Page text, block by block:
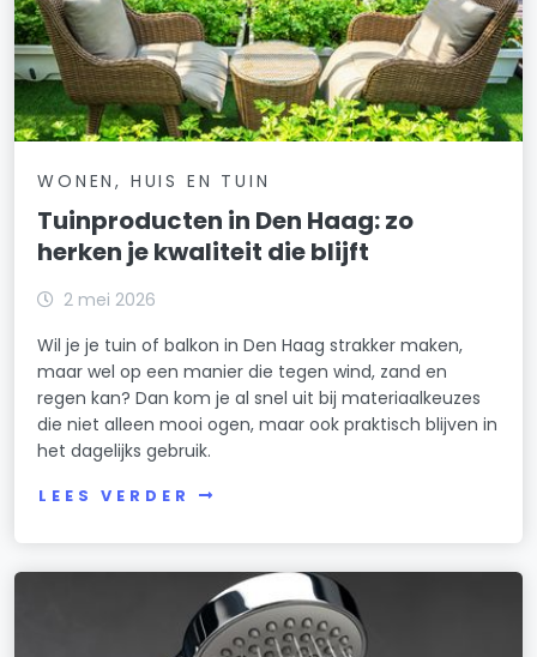
WONEN, HUIS EN TUIN
Tuinproducten in Den Haag: zo
herken je kwaliteit die blijft
2 mei 2026
Wil je je tuin of balkon in Den Haag strakker maken,
maar wel op een manier die tegen wind, zand en
regen kan? Dan kom je al snel uit bij materiaalkeuzes
die niet alleen mooi ogen, maar ook praktisch blijven in
het dagelijks gebruik.
LEES VERDER